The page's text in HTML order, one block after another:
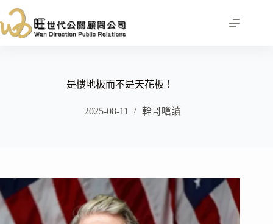
至
主
是樓地板而不是天花板！
2025-08-11 幹哥嗆讀